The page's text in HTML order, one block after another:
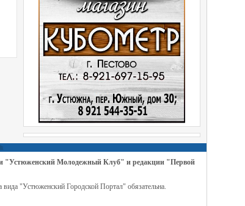
"Устюженский Молодежный Клуб" и редакции "Первой
"Устюженский Городской Портал" обязательна.